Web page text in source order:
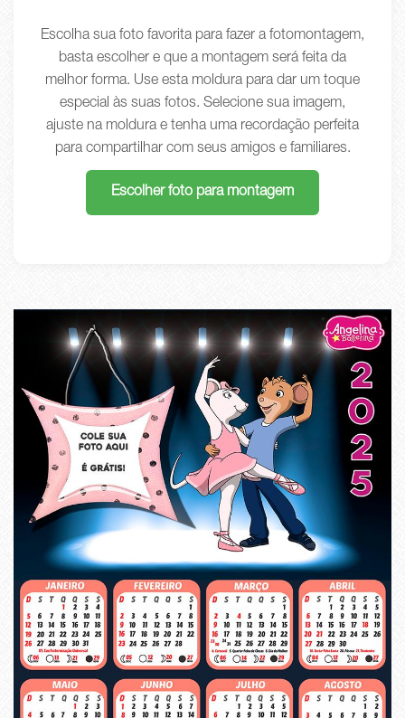
Escolha sua foto favorita para fazer a fotomontagem,
basta escolher e que a montagem será feita da
melhor forma. Use esta moldura para dar um toque
especial às suas fotos. Selecione sua imagem,
ajuste na moldura e tenha uma recordação perfeita
para compartilhar com seus amigos e familiares.
Escolher foto para montagem